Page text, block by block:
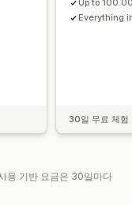
Up to
Everything
30일 무료 체험
용 기반 요금은 30일마다